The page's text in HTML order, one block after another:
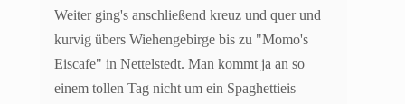
Weiter ging's anschließend kreuz und quer und
kurvig übers Wiehengebirge bis zu "Momo's
Eiscafe" in Nettelstedt. Man kommt ja an so
einem tollen Tag nicht um ein Spaghettieis